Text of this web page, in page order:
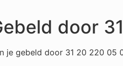
door
je gebeld door 31 20 220 05